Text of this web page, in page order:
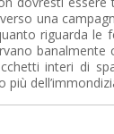
una
riguarda le
banalmente
interi di
più